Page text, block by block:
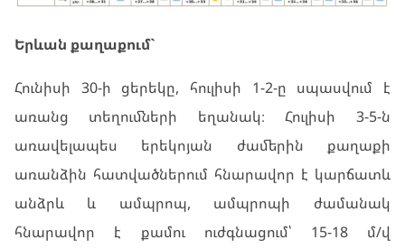
Երևան քաղաքում`
Հունիսի 30-ի ցերեկը, հուլիսի 1-2-ը սպասվում է
առանց տեղումների եղանակ։ Հուլիսի 3-5-ն
առավելապես երեկոյան ժամերին քաղաքի
առանձին հատվածներում հնարավոր է կարճատև
անձրև և ամպրոպ, ամպրոպի ժամանակ
հնարավոր է քամու ուժգնացում՝ 15-18 մ/վ